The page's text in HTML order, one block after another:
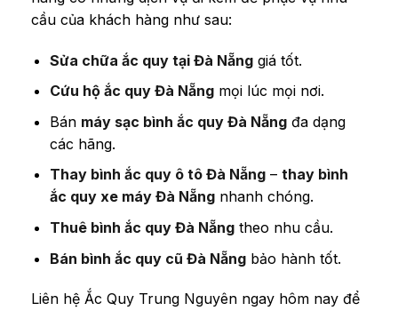
cầu của khách hàng như sau:
Sửa chữa ắc quy tại Đà Nẵnggiá tốt.
Cứu hộ ắc quy Đà Nẵngmọi lúc mọi nơi.
Bán máy sạc bình ắc quy Đà Nẵngđa dạng
các hãng.
Thay bình ắc quy ô tô Đà Nẵng– thay bình
ắc quy xe máy Đà Nẵngnhanh chóng.
Thuê bình ắc quy Đà Nẵngtheo nhu cầu.
Bán bình ắc quy cũ Đà Nẵngbảo hành tốt.
Liên hệ Ắc Quy Trung Nguyên ngay hôm nay để